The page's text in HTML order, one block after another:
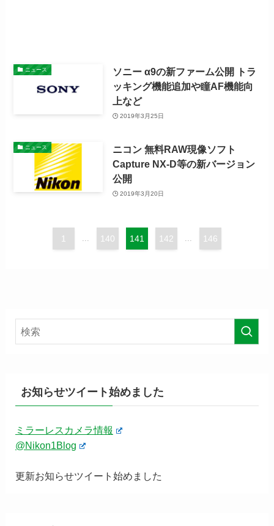
ニュース
ソニー α9の新ファーム公開 トラ
ッキング機能追加や瞳AF機能向
上など
2019年3月25日
ニュース
ニコン 無料RAW現像ソフト
Capture NX-D等の新バージョン
公開
2019年3月20日
1 140 141 142 146
お知らせツイート始めました
ミラーレスカメラ情報
@Nikon1Blog
更新お知らせツイート始めました